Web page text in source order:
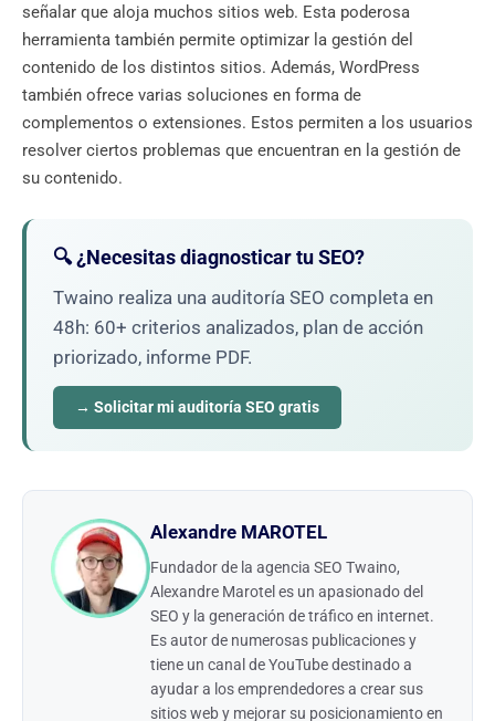
señalar que aloja muchos sitios web. Esta poderosa
herramienta también permite optimizar la gestión del
contenido de los distintos sitios. Además, WordPress
también ofrece varias soluciones en forma de
complementos o extensiones. Estos permiten a los usuarios
resolver ciertos problemas que encuentran en la gestión de
su contenido.
🔍 ¿Necesitas diagnosticar tu SEO?
Twaino realiza una auditoría SEO completa en
48h: 60+ criterios analizados, plan de acción
priorizado, informe PDF.
→ Solicitar mi auditoría SEO gratis
Alexandre MAROTEL
Fundador de la agencia SEO Twaino,
Alexandre Marotel es un apasionado del
SEO y la generación de tráfico en internet.
Es autor de numerosas publicaciones y
tiene un canal de YouTube destinado a
ayudar a los emprendedores a crear sus
sitios web y mejorar su posicionamiento en